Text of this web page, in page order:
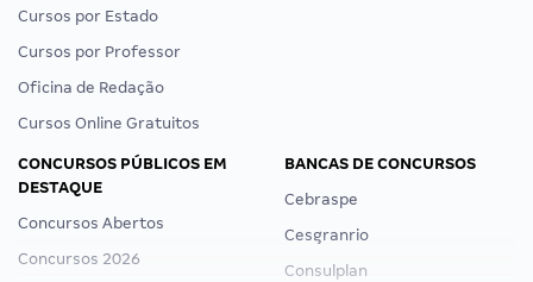
Cursos por Estado
Cursos por Professor
Oficina de Redação
Cursos Online Gratuitos
CONCURSOS PÚBLICOS EM
DESTAQUE
Concursos Abertos
Concursos 2026
BANCAS DE CONCURSOS
Cebraspe
Cesgranrio
Consulplan